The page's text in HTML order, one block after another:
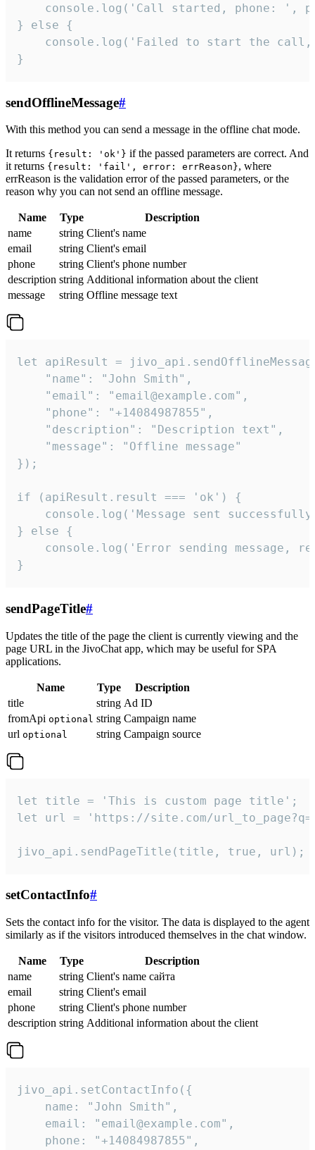
console.log('Call started, phone: ',
} else {
console.log('Failed to start the
}
sendOfflineMessage#
With this method you can send a message in the offline chat mode.
It returns {result: 'ok'} if the passed parameters are correct. And
it returns {result: 'fail', error: errReason}, where
errReason is the validation error of the passed parameters, or the
reason why you can not send an offline message.
Name Type
Description
name
string Client's name
email
string Client's email
phone
string Client's phone number
description string Additional information about the client
message
string Offline message text
let apiResult =
    "name": "John Smith",
    "email": "email@example.com",
    "phone": "+14084987855",
    "description": "Description text",
    "message": "Offline message"
});
if (apiResult.result === 'ok') {
console.log('Message sent
} else {
console.log('Error sending message,
}
sendPageTitle#
Updates the title of the page the client is currently viewing and the
page URL in the JivoChat app, which may be useful for SPA
applications.
Name Type
Description
title
string Ad ID
fromApi optional string Campaign name
url optional string Campaign source
let title = 'This is custom page title';
let url = 'https://site.com/
jivo_api.sendPageTitle(title, true, url);
setContactInfo#
Sets the contact info for the visitor. The data is displayed to the agent
similarly as if the visitors introduced themselves in the chat window.
Name Type
Description
name
string Client's name сайта
email
string Client's email
phone
string Client's phone number
description string Additional information about the client
jivo_api.setContactInfo({
    name: "John Smith",
    email: "email@example.com",
    phone: "+14084987855",